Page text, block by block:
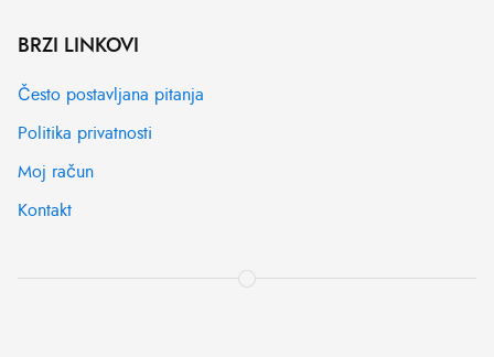
BRZI LINKOVI
Često postavljana pitanja
Politika privatnosti
Moj račun
Kontakt